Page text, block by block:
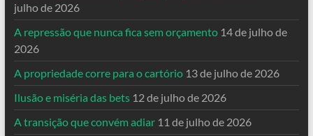
julho de 2026
A repressão que nunca fica sem orçamento 14 de julho de
2026
A propriedade corre para o cartório 13 de julho de 2026
Ilusão e miséria das bets 12 de julho de 2026
A transição que convém adiar 11 de julho de 2026